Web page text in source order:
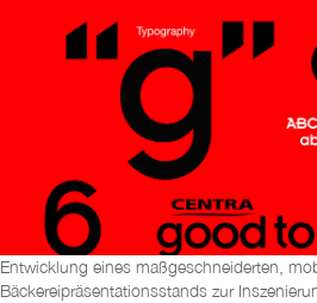
Entwicklung eines maßgeschneiderten,
Bäckereipräsentationsstands zur